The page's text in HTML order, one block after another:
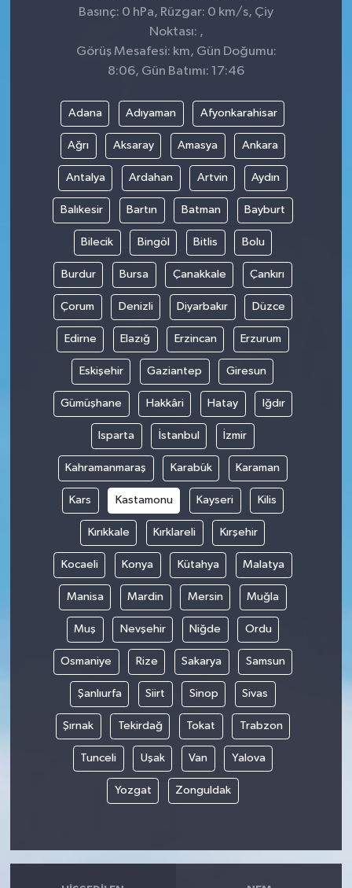
Basınç: 0 hPa, Rüzgar: 0 km/s, Çiy
Noktası: ,
Görüş Mesafesi: km, Gün Doğumu:
8:06, Gün Batımı: 17:46
Adana Adıyaman Afyonkarahisar
Ağrı Aksaray Amasya Ankara
Antalya Ardahan Artvin Aydın
Balıkesir Bartın Batman Bayburt
Bilecik Bingöl Bitlis Bolu
Burdur Bursa Çanakkale Çankırı
Çorum Denizli Diyarbakır Düzce
Edirne Elazığ Erzincan Erzurum
Eskişehir Gaziantep Giresun
Gümüşhane Hakkâri Hatay Iğdır
Isparta İstanbul İzmir
Kahramanmaraş Karabük Karaman
Kars Kastamonu Kayseri Kilis
Kırıkkale Kırklareli Kırşehir
Kocaeli Konya Kütahya Malatya
Manisa Mardin Mersin Muğla
Muş Nevşehir Niğde Ordu
Osmaniye Rize Sakarya Samsun
Şanlıurfa Siirt Sinop Sivas
Şırnak Tekirdağ Tokat Trabzon
Tunceli Uşak Van Yalova
Yozgat Zonguldak